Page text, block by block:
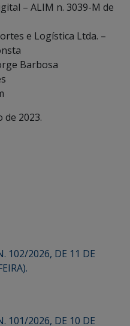
– ALIM n. 3039-M de
e Logística Ltda. –
Barbosa
de 2023.
102/2026, DE 11 DE
101/2026, DE 10 DE